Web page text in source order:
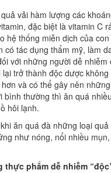
vải hàm lượng các
đặc biệt là vitamin C
hệ thống miễn dịch của
có tác dụng thẩm mỹ, làm
với những người dễ nhiễm
trở thành độc dược
và có thể gây nên
bình thường thì ăn quá
hôi lạnh.
ăn quá đà những loại
như nóng, nổi nhiều
thực phẩm dễ nhiễm